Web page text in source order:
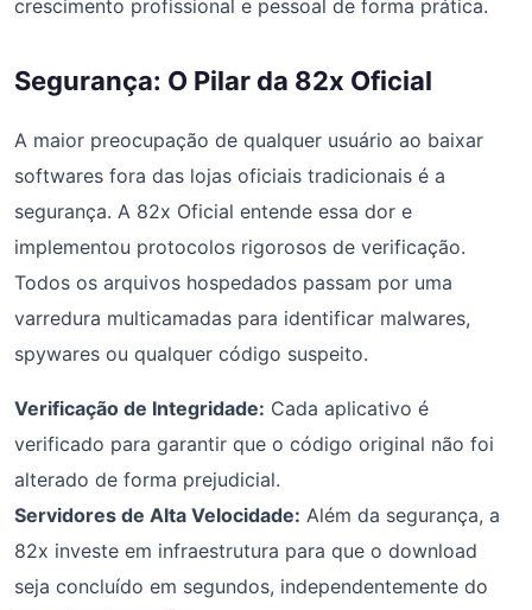
crescimento profissional e pessoal de forma prática.
Segurança: O Pilar da 82x Oficial
A maior preocupação de qualquer usuário ao baixar
softwares fora das lojas oficiais tradicionais é a
segurança. A 82x Oficial entende essa dor e
implementou protocolos rigorosos de verificação.
Todos os arquivos hospedados passam por uma
varredura multicamadas para identificar malwares,
spywares ou qualquer código suspeito.
Verificação de Integridade: Cada aplicativo é
verificado para garantir que o código original não foi
alterado de forma prejudicial.
Servidores de Alta Velocidade: Além da segurança, a
82x investe em infraestrutura para que o download
seja concluído em segundos, independentemente do